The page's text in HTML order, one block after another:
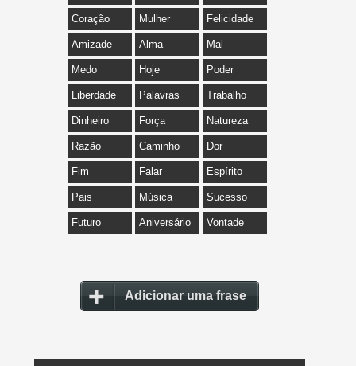
Coração Mulher Felicidade
Amizade Alma Mal
Medo Hoje Poder
Liberdade Palavras Trabalho
Dinheiro Força Natureza
Razão Caminho Dor
Fim Falar Espírito
Pais Música Sucesso
Futuro Aniversário Vontade
Adicionar uma frase